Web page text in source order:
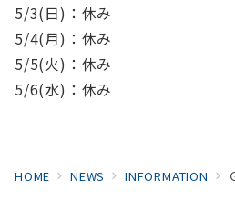
5/3(日)：休み
5/4(月)：休み
5/5(火)：休み
5/6(水)：休み
HOME NEWS INFORMATION